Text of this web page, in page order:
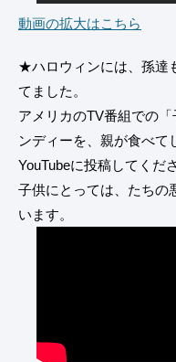
動画の拡大はこちら
★ハロウィンには、孫達
てました。
アメリカのTV番組での
ンディーを、親が食べて
YouTubeに投稿してくだ
子供にとっては、たちの
います。